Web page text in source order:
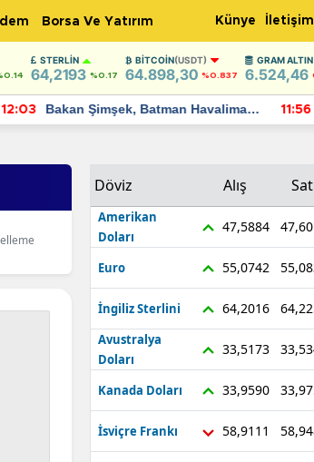
Borsa Ve Yatırım Künye İletişim
STERLIN
64,2193 %0.17
BITCOIN(USDT)
64.898,30 %0.837
GRAM ALTIN
6.524,46
Bakan Şimşek, Batman Havalimanı
için umut verici açıklamalarda
11:56
Döviz Alış
Amerikan
Doları
47,5884
Euro 55,0742
İngiliz Sterlini 64,2016
Avustralya
Doları
33,5173
Kanada Doları 33,9590
İsviçre Frankı 58,9111